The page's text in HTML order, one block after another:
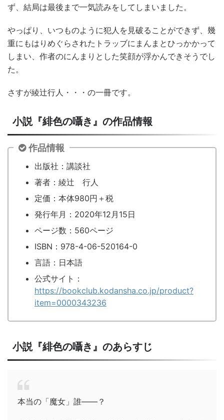
ず、結局は最後まで一気読みをしてしまいました。
やっぱり、いつものように犯人を見破ることができず、幾
重にもはりめぐらされたトラッブにまんまとひっかかって
しまい、作者のにんまりとした笑顔が浮かんできそうでし
た。
さすが綾辻行人・・・の一冊です。
小説『緋色の囁き』の作品情報
作品情報
出版社：講談社
著者：綾辻 行人
定価：本体980円＋税
発行年月：2020年12月15日
ページ数：560ページ
ISBN：978-4-06-520164-0
言語：日本語
公式サイト：
https://bookclub.kodansha.co.jp/product?
item=0000343236
小説『緋色の囁き』のあらすじ
本当の「魔女」誰――？